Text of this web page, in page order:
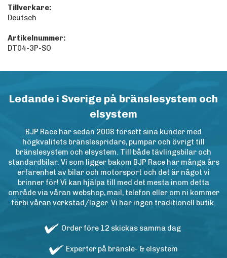
Tillverkare:
Deutsch
Artikelnummer:
DT04-3P-SO
Ledande i Sverige på bränslesystem och
elsystem
BJP Race har sedan 2008 försett sina kunder med
högkvalitets bränslespridare, pumpar och övrigt till
bränslesystem och elsystem. Till både tävlingsbilar och
standardbilar. Vi som ligger bakom BJP Race har många års
erfarenhet av bilar och motorsport och det är något vi
brinner för! Vi kan hjälpa till med det mesta inom detta
område via våran webshop, mail, telefon eller om ni kommer
förbi våran verkstad/lager. Vi har ingen traditionell butik.
Order före 12 skickas samma dag
Experter på bränsle- & elsystem